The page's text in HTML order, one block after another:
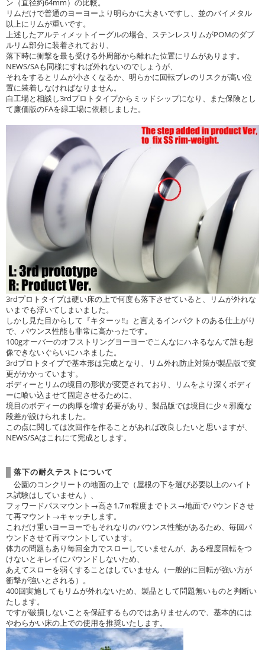
ン（直径約64mm）の比較。
リムだけで普通のヨーヨーより明らかに大きいですし、並のバイメタル
以上にリムが重いです。
上述したアルティメットイーグルの場合、ステンレスリムがPOMのダブ
ルリム部分に装着されており、
落下時に衝撃を最も受ける外周部から離れた位置にリムがあります。
NEWS/SAも同様にすれば外れないのでしょうが、
それをするとリムが小さくなるか、明らかに回転ブレのリスクが高い位
置に装着しなければなりません。
白工場と相談し3rdプロトタイプからミッドシップになり、また保険とし
て廉価版のFAを緑工場に依頼しました。
3rdプロトタイプは硬い床の上で何度も落下させていると、リムが外れな
いまでも浮いてしまいました。
しかし見た目からして『キターッ!!』と言えるインパクトのある仕上がり
で、バウンス性能も非常に高かったです。
100gオーバーのオフストリングヨーヨーでこんなにハネるなんて誰も想
像できないぐらいにハネました。
3rdプロトタイプで基本形は完成となり、リム外れ防止対策が製品版で変
更がかかっています。
ボディーとリムの境目の形状が変更されており、リムをより深くボディ
ーに喰い込ませて固定させるために、
境目のボディーの肉厚を増す必要があり、製品版では境目に少々邪魔な
段差が設けられました。
この点に関しては次回作を作ることがあれば改良したいと思いますが、
NEWS/SAはこれにて完成とします。
落下の耐久テストについて
公園のコンクリートの地面の上で（屋根の下を選び必要以上のハイト
ス試験はしていません）、
フォワードパスマウント→高さ1.7ｍ程度までトス→地面でバウンドさせ
て再マウント→キャッチします。
これだけ重いヨーヨーでもそれなりのバウンス性能があるため、毎回バ
ウンドさせて再マウントしています。
体力の問題もあり毎回全力でスローしていませんが、ある程度回転をつ
けないとキレイにバウンドしないため、
あえてスローを弱くすることはしていません（一般的に回転が強い方が
衝撃が強いとされる）。
400回実施してもリムが外れないため、製品として問題無いものと判断い
たします。
ですが破損しないことを保証するものではありませんので、基本的には
やわらかい床の上での使用を推奨いたします。